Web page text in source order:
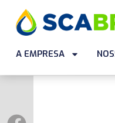
A EMPRESA